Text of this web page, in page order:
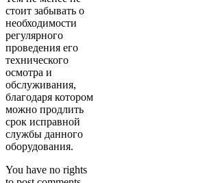
стоит забывать о
необходимости
регулярного
проведения его
технического
осмотра и
обслуживания,
благодаря котором
можно продлить
срок исправной
службы данного
оборудования.
You have no rights